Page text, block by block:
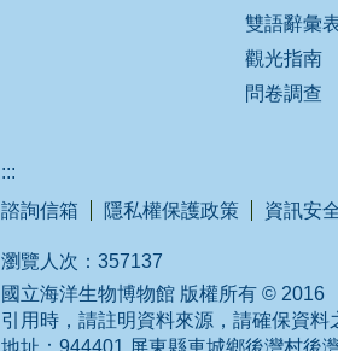
雙語辭彙
觀光指南
問卷調查
:::
諮詢信箱
隱私權保護政策 資訊安
瀏覽人次： 357137
國立海洋生物博物館 版權所有 © 2016
引用時，請註明資料來源，請確保資
地址：944401 屏東縣車城鄉後灣村後